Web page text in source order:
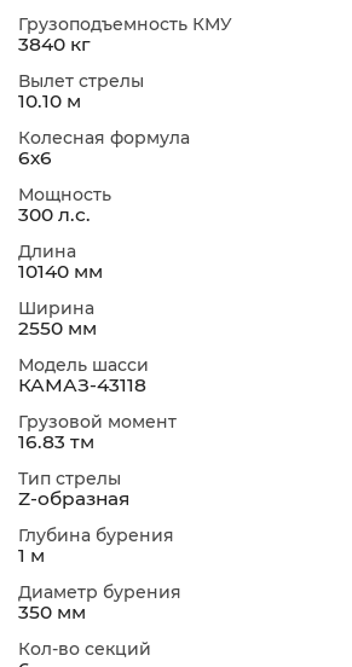
Грузоподъемность КМУ
3840 кг
Вылет стрелы
10.10 м
Колесная формула
6х6
Мощность
300 л.с.
Длина
10140 мм
Ширина
2550 мм
Модель шасси
КАМАЗ-43118
Грузовой момент
16.83 тм
Тип стрелы
Z-образная
Глубина бурения
1 м
Диаметр бурения
350 мм
Кол-во секций